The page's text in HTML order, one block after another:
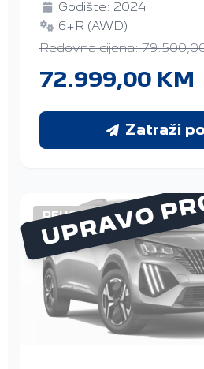
Godište: 2024
6+R (AWD)
Redovna cijena:
72.999,00 KM
Zatraži
UPRAVO
PEUGEOT